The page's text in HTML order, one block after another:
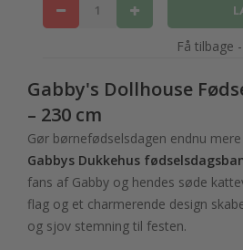
Få tilbage
Gabby's Dollhouse
– 230 cm
Gør børnefødselsdagen endnu
Gabbys Dukkehus
fans af Gabby og hendes søde
flag og et charmerende design
og sjov stemning til festen.